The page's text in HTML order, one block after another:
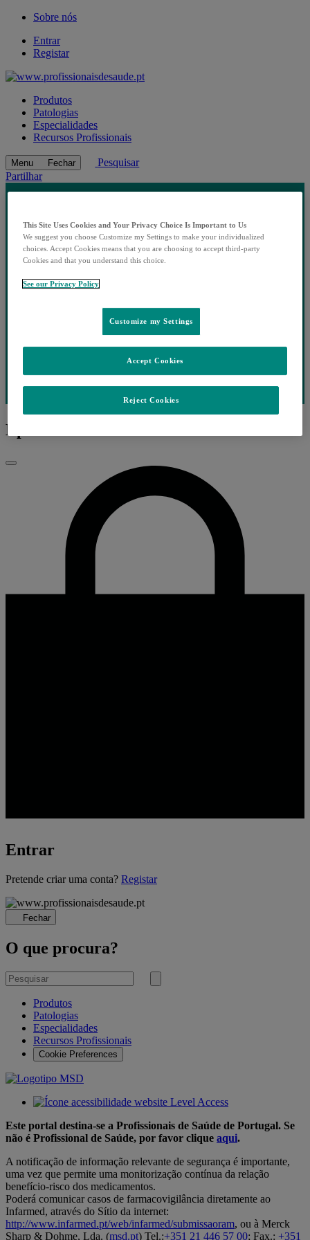
Sobre nós
Entrar
Registar
Produtos
Patologias
Especialidades
Recursos Profissionais
Menu Fechar
Pesquisar
Partilhar
Ep.48 ONCOLOGIA
Fechar
Entrar
A
Pretende criar uma conta? Registar
Fechar
O que procura?
Pesquisar
por
Submeter
Produtos
Patologias
Especialidades
Recursos Profissionais
Cookie Preferences
Este portal destina-se a Profissionais de Saúde de Portugal. Se
não é Profissional de Saúde, por favor clique aqui.
A notificação de informação relevante de segurança é importante,
uma vez que permite uma monitorização contínua da relação
benefício-risco dos medicamentos.
Poderá comunicar casos de farmacovigilância diretamente ao
Infarmed, através do Sítio da internet:
http://www.infarmed.pt/web/infarmed/submissaoram, ou à Merck
Sharp & Dohme, Lda. (msd.pt) Tel.:+351 21 446 57 00; Fax.: +351
This Site Uses Cookies and Your Privacy Choice Is Important to Us
We suggest you choose Customize my Settings to make your individualized
choices. Accept Cookies means that you are choosing to accept third-party
Cookies and that you understand this choice.
See our Privacy Policy
Customize my Settings
Reject Cookies
Accept Cookies